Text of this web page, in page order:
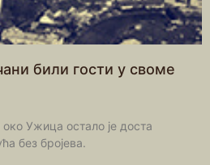
били гости у своме
Ужица остало је доста
без бројева.